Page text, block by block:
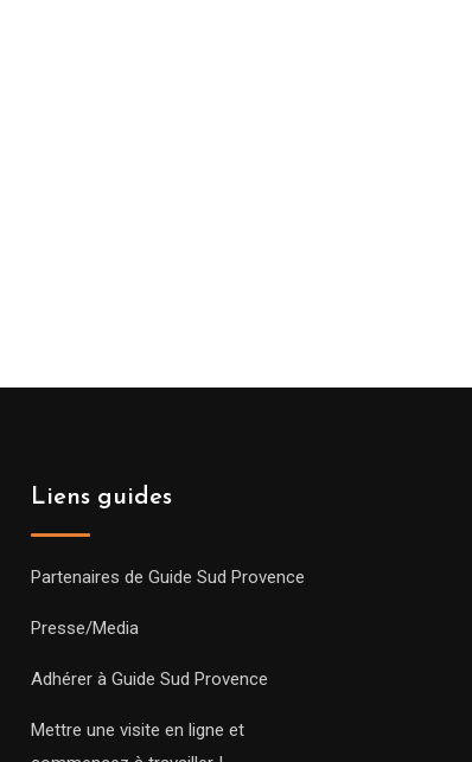
Liens guides
Partenaires de Guide Sud Provence
Presse/Media
Adhérer à Guide Sud Provence
Mettre une visite en ligne et